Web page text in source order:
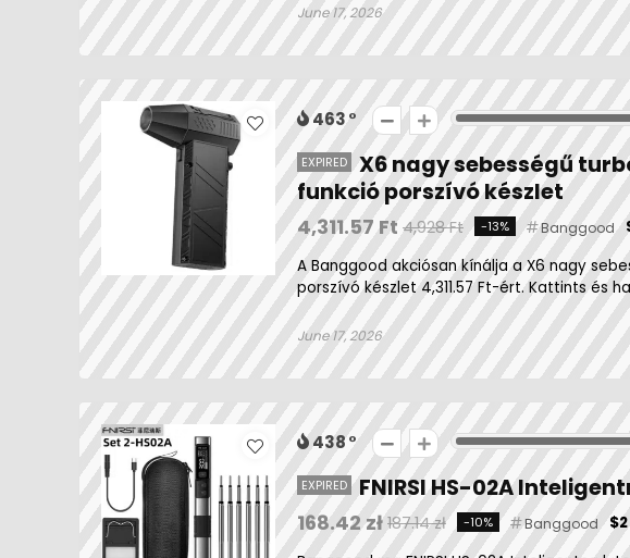
June 17, 2026
463
EXPIRED
X6 nagy sebességű
funkció porszívó készlet
4,311.57 Ft 4,928 Ft -13% Banggood
A Banggood akciósan kínálja a X6 nagy
porszívó készlet 4,311.57 Ft-ért. Kattints és
June 17, 2026
438
EXPIRED FNIRSI HS-02A
168.42 zł 187.14 zł -10% Banggood